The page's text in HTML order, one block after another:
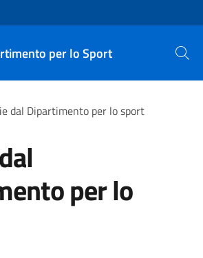
per lo Sport Cerca
dal Dipartimento per lo sport
per lo